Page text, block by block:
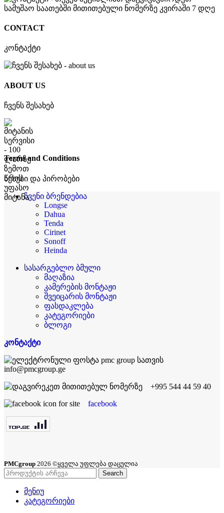
CONTACT
კონტაქტი
ABOUT US
ჩვენს შესახებ
Terms and Conditions
წესები და პირობები
ჩვენი ბრენდებია
Longse
Dahua
Tenda
Cirinet
Sonoff
Heinda
სასარგებლო ბმული
მაღაზია
კამერების მონტაჟი
შვეიცარის მონტაჟი
ფასდაკლება
კატეგორიები
ბლოგი
კონტაქტი
info@pmcgroup.ge
+995 544 44 59 40
facebook
PMCgroup 2026 ©ყველა უფლება დაცულია
Search
მენიუ
კატეგორიები